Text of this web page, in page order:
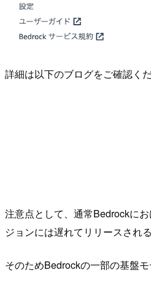
詳細は以下のブログをご確認くだ
注意点として、通常Bedrockに
ジョンには遅れてリリースされ
そのためBedrockの一部の基盤